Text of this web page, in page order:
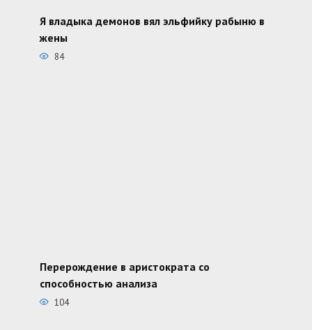
Я владыка демонов вял эльфийку рабыню в
жены
84
Перерождение в аристократа со
способностью анализа
104